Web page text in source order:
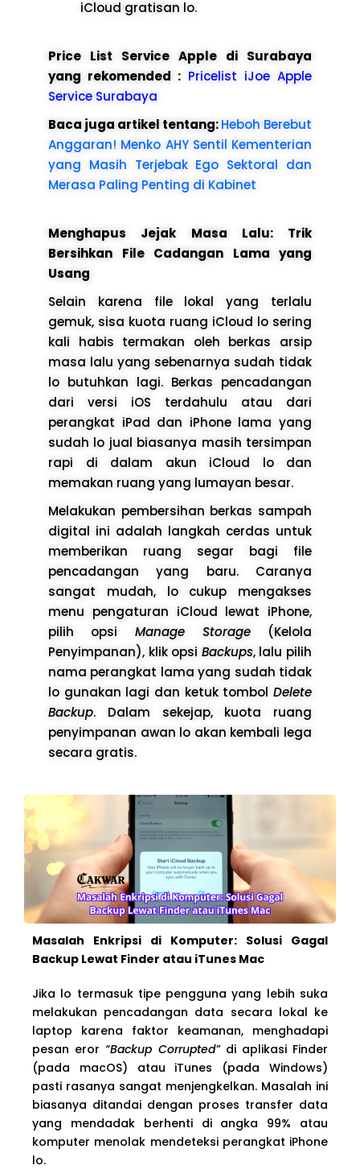
iCloud gratisan lo.
Price List Service Apple di Surabaya
yang rekomended : Pricelist iJoe Apple
Service Surabaya
Baca juga artikel tentang:Heboh Berebut
Anggaran! Menko AHY Sentil Kementerian
yang Masih Terjebak Ego Sektoral dan
Merasa Paling Penting di Kabinet
Menghapus Jejak Masa Lalu: Trik
Bersihkan File Cadangan Lama yang
Usang
Selain karena file lokal yang terlalu
gemuk, sisa kuota ruang iCloud lo sering
kali habis termakan oleh berkas arsip
masa lalu yang sebenarnya sudah tidak
lo butuhkan lagi. Berkas pencadangan
dari versi iOS terdahulu atau dari
perangkat iPad dan iPhone lama yang
sudah lo jual biasanya masih tersimpan
rapi di dalam akun iCloud lo dan
memakan ruang yang lumayan besar.
Melakukan pembersihan berkas sampah
digital ini adalah langkah cerdas untuk
memberikan ruang segar bagi file
pencadangan yang baru. Caranya
sangat mudah, lo cukup mengakses
menu pengaturan iCloud lewat iPhone,
pilih opsi Manage Storage(Kelola
Penyimpanan), klik opsi Backups, lalu pilih
nama perangkat lama yang sudah tidak
lo gunakan lagi dan ketuk tombol Delete
Backup. Dalam sekejap, kuota ruang
penyimpanan awan lo akan kembali lega
secara gratis.
Masalah Enkripsi di Komputer: Solusi Gagal
Backup Lewat Finder atau iTunes Mac
Jika lo termasuk tipe pengguna yang lebih suka
melakukan pencadangan data secara lokal ke
laptop karena faktor keamanan, menghadapi
pesan eror“Backup Corrupted”di aplikasi Finder
(pada macOS) atau iTunes (pada Windows)
pasti rasanya sangat menjengkelkan. Masalah ini
biasanya ditandai dengan proses transfer data
yang mendadak berhenti di angka 99% atau
komputer menolak mendeteksi perangkat iPhone
lo.